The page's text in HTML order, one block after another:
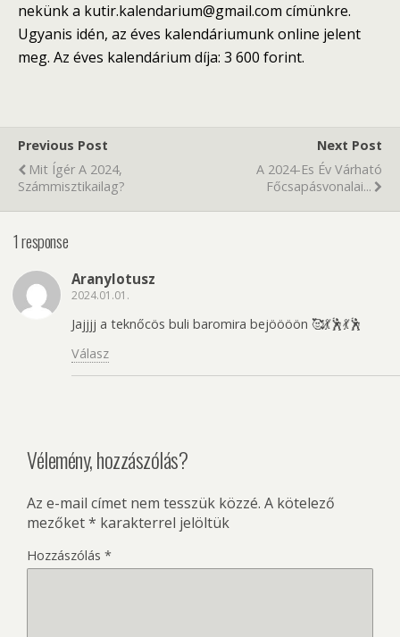
nekünk a kutir.kalendarium@gmail.com címünkre.
Ugyanis idén, az éves kalendáriumunk online jelent
meg. Az éves kalendárium díja: 3 600 forint.
Previous Post
Mit Ígér A 2024,
Számmisztikailag?
Next Post
A 2024-Es Év Várható
Főcsapásvonalai...
1 response
Aranylotusz
2024.01.01.
Jajjjj a teknőcös buli baromira bejöööön 🥰💃🕺💃🕺
Válasz
Vélemény, hozzászólás?
Az e-mail címet nem tesszük közzé. A kötelező
mezőket* karakterrel jelöltük
Hozzászólás *